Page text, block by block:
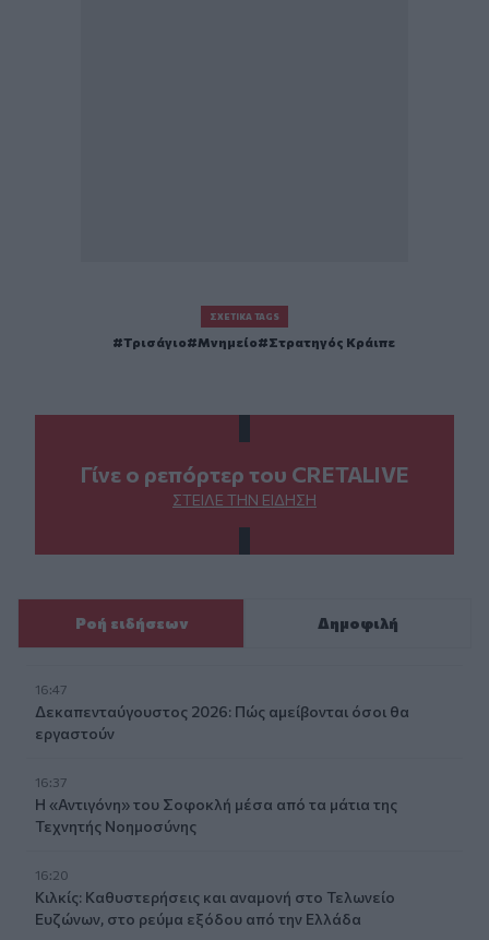
ΣΧΕΤΙΚΆ TAGS
Τρισάγιο Μνημείο Στρατηγός Κράιπε
Γίνε ο ρεπόρτερ του CRETALIVE
ΣΤΕΊΛΕ ΤΗΝ ΕΊΔΗΣΗ
Ροή ειδήσεων Δημοφιλή
16:47
Δεκαπενταύγουστος 2026: Πώς αμείβονται όσοι θα
εργαστούν
16:37
Η «Αντιγόνη» του Σοφοκλή μέσα από τα μάτια της
Τεχνητής Νοημοσύνης
16:20
Κιλκίς: Καθυστερήσεις και αναμονή στο Τελωνείο
Ευζώνων, στο ρεύμα εξόδου από την Ελλάδα